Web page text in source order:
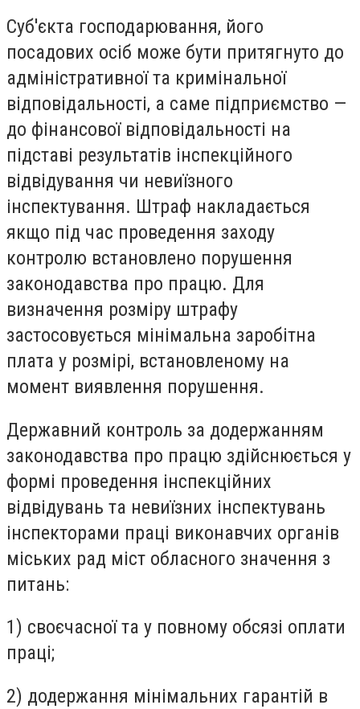
Суб'єкта господарювання, його
посадових осіб може бути притягнуто до
адміністративної та кримінальної
відповідальності, а саме підприємство —
до фінансової відповідальності на
підставі результатів інспекційного
відвідування чи невиїзного
інспектування. Штраф накладається
якщо під час проведення заходу
контролю встановлено порушення
законодавства про працю. Для
визначення розміру штрафу
застосовується мінімальна заробітна
плата у розмірі, встановленому на
момент виявлення порушення.
Державний контроль за додержанням
законодавства про працю здійснюється у
формі проведення інспекційних
відвідувань та невиїзних інспектувань
інспекторами праці виконавчих органів
міських рад міст обласного значення з
питань:
1) своєчасної та у повному обсязі оплати
праці;
2) додержання мінімальних гарантій в